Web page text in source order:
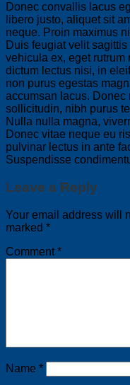
Donec convallis lacus
libero justo, aliquet sit
neque. Proin maximus
Duis feugiat velit
vehicula ex, eget
dictum lectus nisi, in
non purus egestas
accumsan lacus.
sollicitudin, nibh purus
Nulla nulla magna,
Donec vitae neque eu
pulvinar lectus in ante
Suspendisse
Leave a Reply
Your email address will
marked *
Comment*
Name *